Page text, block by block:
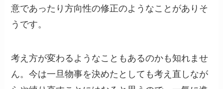
意であったり方向性の修正のようなことがありそ
うです。
考え方が変わるようなこともあるのかも知れませ
ん。今は一旦物事を決めたとしても考え直しなが